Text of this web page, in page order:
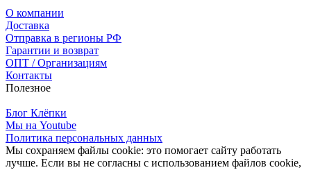
О компании
Доставка
Отправка в регионы РФ
Гарантии и возврат
ОПТ / Организациям
Контакты
Полезное
Блог Клёпки
Мы на Youtube
Политика персональных данных
Мы сохраняем файлы cookie: это помогает сайту работать
лучше. Если вы не согласны с использованием файлов cookie,